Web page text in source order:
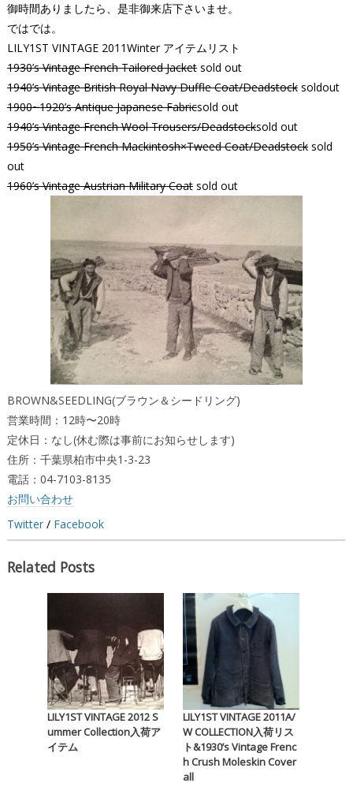
御時間ありましたら、是非御来店下さいませ。
ではでは。
LILY1ST VINTAGE 2011Winter アイテムリスト
1930’s Vintage French Tailored Jacketsold out
1940’s Vintage British Royal Navy Duffle Coat/Deadstocksoldout
1900~1920’s Antique Japanese Fabricsold out
1940’s Vintage French Wool Trousers/Deadstocksold out
1950’s Vintage French Mackintosh×Tweed Coat/Deadstocksold
out
1960’s Vintage Austrian Military Coatsold out
BROWN&SEEDLING(ブラウン＆シードリング)
営業時間：12時〜20時
定休日：なし(休む際は事前にお知らせします)
住所：千葉県柏市中央1-3-23
電話：04-7103-8135
お問い合わせ
Twitter/ Facebook
Related Posts
LILY1ST VINTAGE 2012 S
ummer Collection入荷ア
イテム
LILY1ST VINTAGE 2011A/
W COLLECTION入荷リス
ト&1930’s Vintage Frenc
h Crush Moleskin Cover
all